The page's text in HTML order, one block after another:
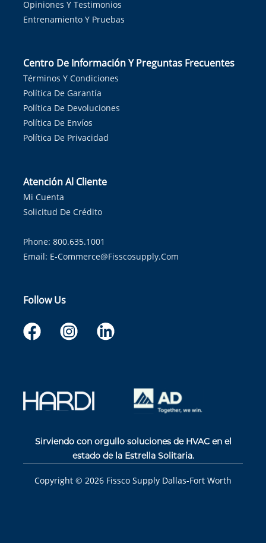
Opiniones Y Testimonios
Entrenamiento Y Pruebas
Centro De Información Y Preguntas Frecuentes
Términos Y Condiciones
Política De Garantía
Política De Devoluciones
Política De Envíos
Política De Privacidad
Atención Al Cliente
Mi Cuenta
Solicitud De Crédito
Phone: 800.635.1001
Email: E-Commerce@fisscosupply.com
Follow Us
Sirviendo con orgullo soluciones de HVAC en el
estado de la Estrella Solitaria.
Copyright © 2026 Fissco Supply Dallas-Fort Worth